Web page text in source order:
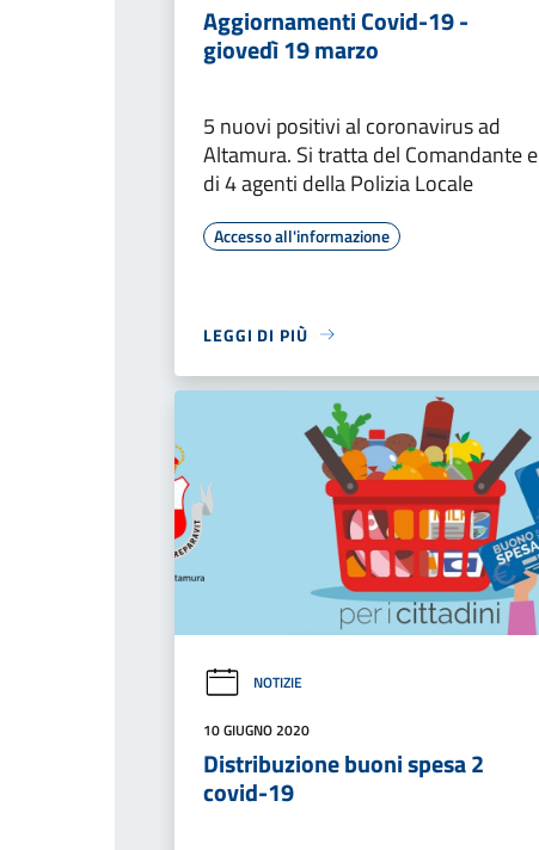
Aggiornamenti Covid-19 -
giovedì 19 marzo
5 nuovi positivi al coronavirus ad
Altamura. Si tratta del Comandante e
di 4 agenti della Polizia Locale
Accesso all'informazione
LEGGI DI PIÙ
NOTIZIE
10 GIUGNO 2020
Distribuzione buoni spesa 2
covid-19